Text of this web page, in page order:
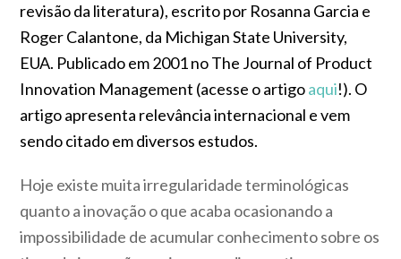
revisão da literatura), escrito por Rosanna Garcia e
Roger Calantone, da Michigan State University,
EUA. Publicado em 2001 no The Journal of Product
Innovation Management (acesse o artigoaqui!). O
artigo apresenta relevância internacional e vem
sendo citado em diversos estudos.
Hoje existe muita irregularidade terminológicas
quanto a inovação o que acaba ocasionando a
impossibilidade de acumular conhecimento sobre os